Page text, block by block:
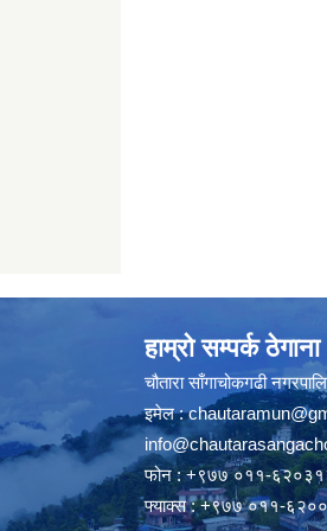
हाम्रो सम्पर्क ठेगाना
चौतारा साँगाचोकगढी
इमेल :
फोन : +९७७ ०११-
फ्याक्स : +९७७ ०११-